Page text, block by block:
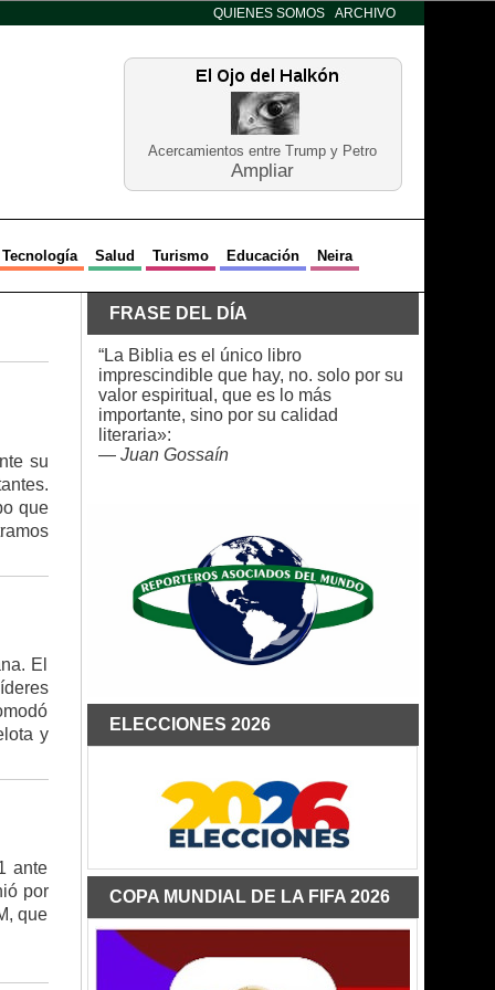
QUIENES SOMOS ARCHIVO
Acercamientos entre Trump y Petro
Ampliar
Tecnología Salud Turismo Educación Neira
su
que
El
y
ante
por
que
FRASE DEL DÍA
“La Biblia es el único libro
imprescindible que hay, no. solo por su
valor espiritual, que es lo más
importante, sino por su calidad
literaria»:
— Juan Gossaín
ELECCIONES 2026
COPA MUNDIAL DE LA FIFA 2026